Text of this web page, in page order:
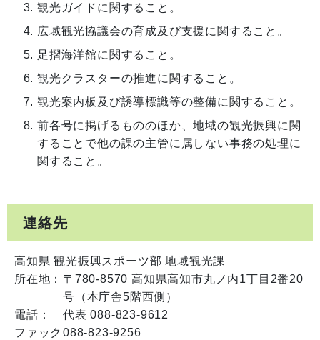
観光ガイドに関すること。
広域観光協議会の育成及び支援に関すること。
足摺海洋館に関すること。
観光クラスターの推進に関すること。
観光案内板及び誘導標識等の整備に関すること。
前各号に掲げるもののほか、地域の観光振興に関
することで他の課の主管に属しない事務の処理に
関すること。
連絡先
高知県 観光振興スポーツ部 地域観光課
所在地： 〒780-8570 高知県高知市丸ノ内1丁目2番20
号（本庁舎5階西側）
電話：
代表 088-823-9612
ファック 088-823-9256